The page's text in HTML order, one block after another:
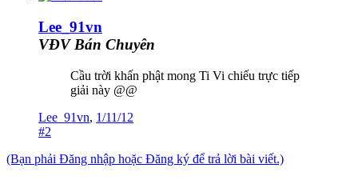
Lee_91vn
VĐV Bán Chuyên
Cầu trời khấn phật mong Ti Vi chiếu trực tiếp
giải này @@
Lee_91vn, 1/11/12
#2
(Bạn phải Đăng nhập hoặc Đăng ký để trả lời bài viết.)